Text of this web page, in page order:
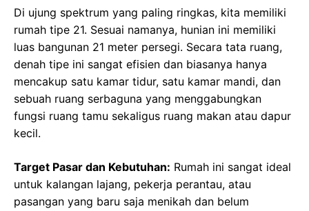
Di ujung spektrum yang paling ringkas, kita memiliki
rumah tipe 21. Sesuai namanya, hunian ini memiliki
luas bangunan 21 meter persegi. Secara tata ruang,
denah tipe ini sangat efisien dan biasanya hanya
mencakup satu kamar tidur, satu kamar mandi, dan
sebuah ruang serbaguna yang menggabungkan
fungsi ruang tamu sekaligus ruang makan atau dapur
kecil.
Target Pasar dan Kebutuhan: Rumah ini sangat ideal
untuk kalangan lajang, pekerja perantau, atau
pasangan yang baru saja menikah dan belum